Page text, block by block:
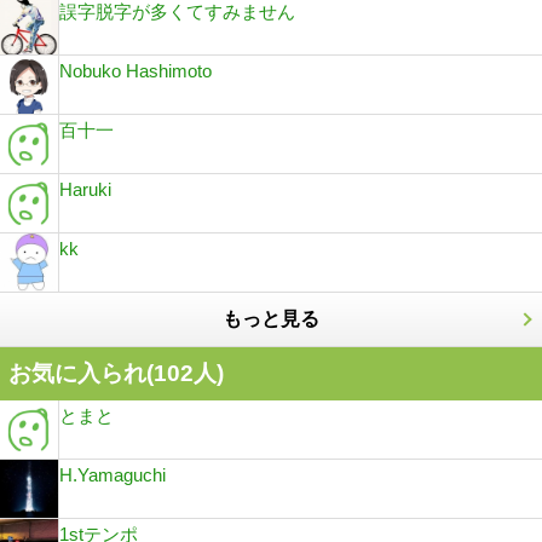
誤字脱字が多くてすみません
Nobuko Hashimoto
百十一
Haruki
kk
もっと見る
お気に入られ(102人)
とまと
H.Yamaguchi
1stテンポ